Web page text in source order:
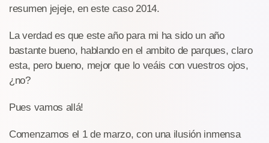
resumen jejeje, en este caso 2014.
La verdad es que este año para mi ha sido un año
bastante bueno, hablando en el ambito de parques, claro
esta, pero bueno, mejor que lo veáis con vuestros ojos,
¿no?
Pues vamos allá!
Comenzamos el 1 de marzo, con una ilusión inmensa